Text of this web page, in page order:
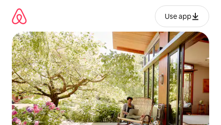
เนื้อหา
Use app